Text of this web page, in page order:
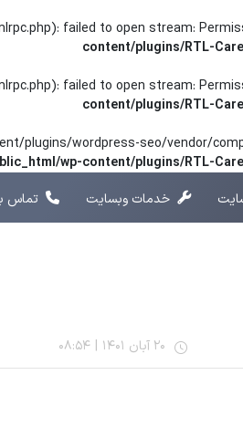
failed to open stream:
content/plugins/RTL-
failed to open stream:
content/plugins/RTL-
plugins/wordpress-seo/vendor/
wp-content/plugins/RTL-
خدمات وبسایت تماس
20 آبان 1401 |
08:54